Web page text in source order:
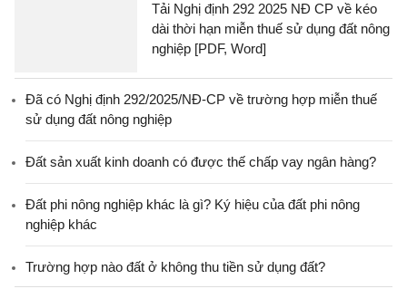
Tải Nghị định 292 2025 NĐ CP về kéo
dài thời hạn miễn thuế sử dụng đất nông
nghiệp [PDF, Word]
Đã có Nghị định 292/2025/NĐ-CP về trường hợp miễn thuế
sử dụng đất nông nghiệp
Đất sản xuất kinh doanh có được thế chấp vay ngân hàng?
Đất phi nông nghiệp khác là gì? Ký hiệu của đất phi nông
nghiệp khác
Trường hợp nào đất ở không thu tiền sử dụng đất?